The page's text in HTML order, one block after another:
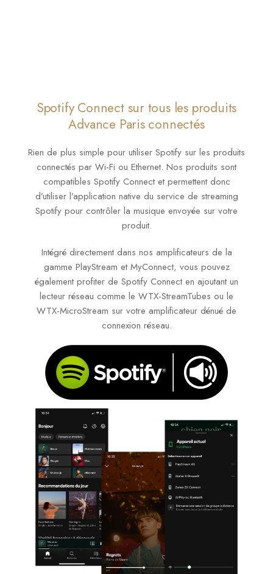
Spotify Connect sur tous les produits
Advance Paris connectés
Rien de plus simple pour utiliser Spotify sur les produits
connectés par Wi-Fi ou Ethernet. Nos produits sont
compatibles Spotify Connect et permettent donc
d’utiliser l’application native du service de streaming
Spotify pour contrôler la musique envoyée sur votre
produit.
Intégré directement dans nos amplificateurs de la
gamme PlayStream et MyConnect, vous pouvez
également profiter de Spotify Connect en ajoutant un
lecteur réseau comme le WTX-StreamTubes ou le
WTX-MicroStream sur votre amplificateur dénué de
connexion réseau.